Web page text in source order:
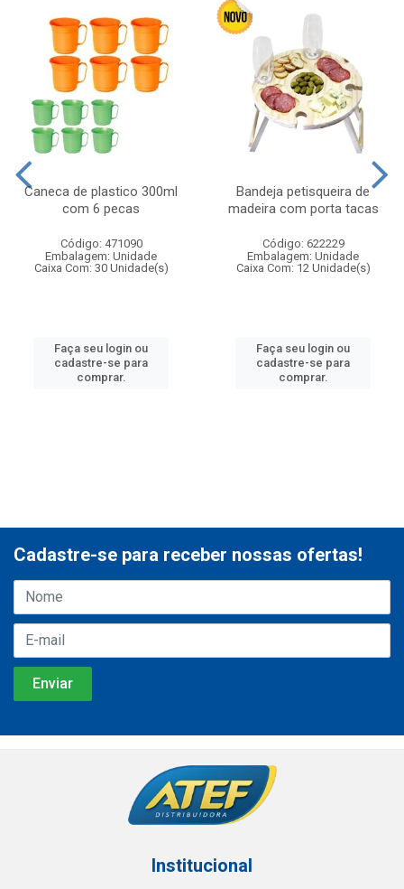
Caneca de plastico 300ml
com 6 pecas
Código: 471090
Embalagem: Unidade
Caixa Com: 30 Unidade(s)
Faça seu login ou
cadastre-se para
comprar.
Bandeja petisqueira de
madeira com porta tacas
Código: 622229
Embalagem: Unidade
Caixa Com: 12 Unidade(s)
Faça seu login ou
cadastre-se para
comprar.
Cadastre-se para receber nossas ofertas!
Institucional